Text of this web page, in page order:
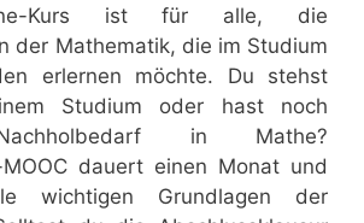
Kurs ist für alle, die
der Mathematik, die im Studium
erlernen möchte. Du stehst
Studium oder hast noch
in Mathe?
dauert einen Monat und
wichtigen Grundlagen der